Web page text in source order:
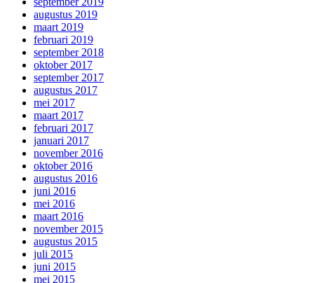
augustus 2019
maart 2019
februari 2019
september 2018
oktober 2017
september 2017
augustus 2017
mei 2017
maart 2017
februari 2017
januari 2017
november 2016
oktober 2016
augustus 2016
juni 2016
mei 2016
maart 2016
november 2015
augustus 2015
juli 2015
juni 2015
mei 2015